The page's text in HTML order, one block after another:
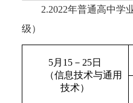
2.2022年普通高中学
级）
5月15－25日
（信息技术与通用
技术）